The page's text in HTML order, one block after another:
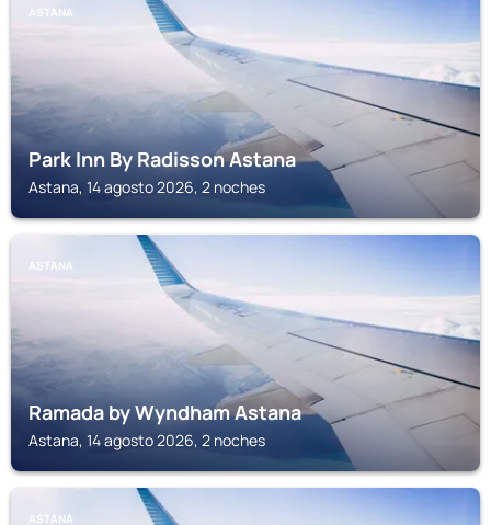
ASTANA
Park Inn By Radisson Astana
Astana, 14 agosto 2026, 2 noches
ASTANA
Ramada by Wyndham Astana
Astana, 14 agosto 2026, 2 noches
ASTANA